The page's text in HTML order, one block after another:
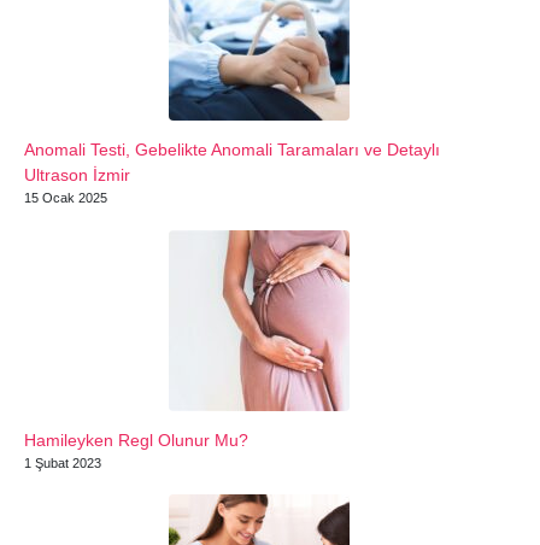
Anomali Testi, Gebelikte Anomali Taramaları ve Detaylı
Ultrason İzmir
15 Ocak 2025
Hamileyken Regl Olunur Mu?
1 Şubat 2023